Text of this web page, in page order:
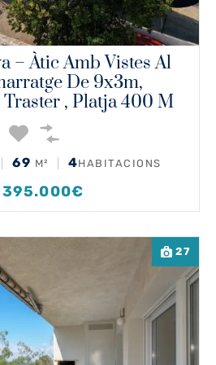
– Àtic Amb Vistes Al
De 9x3m,
, Platja 400 M
69 M² 4HABITACIONS
395.000€
27